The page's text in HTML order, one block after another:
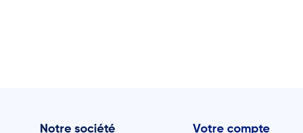
Notre société Votre compte